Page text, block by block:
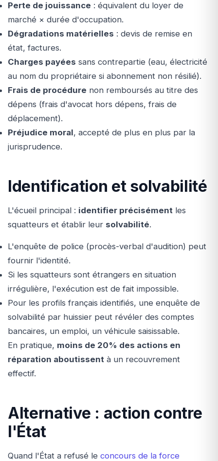
Perte de jouissance : équivalent du loyer de
marché × durée d'occupation.
Dégradations matérielles : devis de remise en
état, factures.
Charges payées sans contrepartie (eau, électricité
au nom du propriétaire si abonnement non résilié).
Frais de procédure non remboursés au titre des
dépens (frais d'avocat hors dépens, frais de
déplacement).
Préjudice moral, accepté de plus en plus par la
jurisprudence.
Identification et solvabilité
L'écueil principal : identifier précisément les
squatteurs et établir leur solvabilité.
L'enquête de police (procès-verbal d'audition) peut
fournir l'identité.
Si les squatteurs sont étrangers en situation
irrégulière, l'exécution est de fait impossible.
Pour les profils français identifiés, une enquête de
solvabilité par huissier peut révéler des comptes
bancaires, un emploi, un véhicule saisissable.
En pratique, moins de 20% des actions en
réparation aboutissent à un recouvrement
effectif.
Alternative : action contre
l'État
Quand l'État a refusé le concours de la force